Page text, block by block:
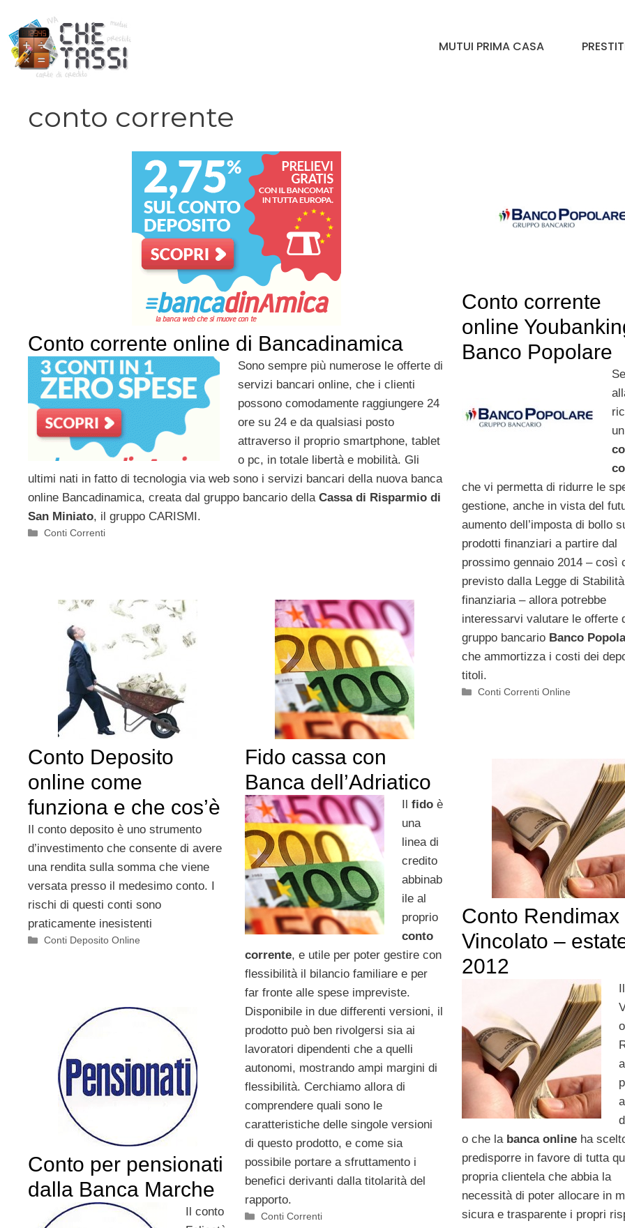
contenuto
MUTUI PRIMA CASA
conto corrente
Conto corrente online di Bancadinamica
Sono sempre più numerose le offerte di
servizi bancari online, che i clienti
possono comodamente raggiungere 24
ore su 24 e da qualsiasi posto
attraverso il proprio smartphone, tablet
o pc, in totale libertà e mobilità. Gli
ultimi nati in fatto di tecnologia via web sono i servizi bancari della nuova banca
online Bancadinamica, creata dal gruppo bancario della Cassa di Risparmio di
San Miniato, il gruppo CARISMI.
Categorie
Conti Correnti
Conto corrente
online
Banco Popolare
che vi permetta di ridurre le
gestione, anche in vista del
aumento dell’imposta di bollo
prodotti finanziari a partire dal
prossimo gennaio 2014 – così
previsto dalla Legge di Stabilità
finanziaria – allora potrebbe
interessarvi valutare le offerte
gruppo bancario Banco
che ammortizza i costi dei
titoli.
Categorie
Conti Correnti Online
Conto Deposito
online come
funziona e che cos’è
Il conto deposito è uno strumento
d’investimento che consente di avere
una rendita sulla somma che viene
versata presso il medesimo conto. I
rischi di questi conti sono
praticamente inesistenti
Categorie
Conti Deposito Online
Fido cassa con
Banca dell’Adriatico
Ilfido è
una
linea di
credito
abbinab
ile al
proprio
conto
corrente, e utile per poter gestire con
flessibilità il bilancio familiare e per
far fronte alle spese impreviste.
Disponibile in due differenti versioni, il
prodotto può ben rivolgersi sia ai
lavoratori dipendenti che a quelli
autonomi, mostrando ampi margini di
flessibilità. Cerchiamo allora di
comprendere quali sono le
caratteristiche delle singole versioni
di questo prodotto, e come sia
possibile portare a sfruttamento i
benefici derivanti dalla titolarità del
rapporto.
Categorie
Conti Correnti
Conto Rendimax
Vincolato –
2012
o che la banca onlineha
predisporre in favore di tutta
propria clientela che abbia la
necessità di poter allocare in
sicura e trasparente i propri
Conto per pensionati
dalla Banca Marche
Il conto